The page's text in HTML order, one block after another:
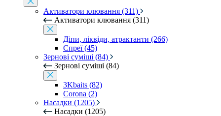
Активатори клювання (311)
Активатори клювання (311)
Діпи, ліквіди, атрактанти (266)
Спреї (45)
Зернові суміші (84)
Зернові суміші (84)
3Kbaits (82)
Corona (2)
Насадки (1205)
Насадки (1205)